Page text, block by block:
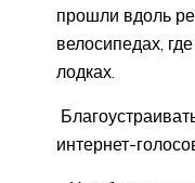
прошли вдоль
велосипедах,
лодках.
интернет-